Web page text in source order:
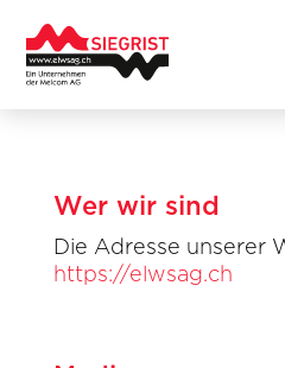
Wer wir sind
Die Adresse unserer
https://elwsag.ch